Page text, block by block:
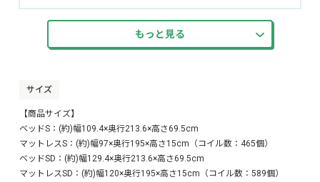
レスのセット！
ポケットコイルにより、体重を分散させた負担のない自然な
寝姿勢を保つことができます。
ポケットコイルが独立しているため、隣で寝ている人の振動
性を実現しています。
収納付きデザインベッドはタブレットも立て掛けられる宮
棚・2口コンセント付き！
PVCシートには抗菌・防臭機能搭載で安心安全にお使いいただ
けます。
もっと見る
サイズ
【商品サイズ】
ベッドS：(約)幅109.4×奥行213.6×高さ69.5cm
マットレスS：(約)幅97×奥行195×高さ15cm（コイル数：465個）
ベッドSD：(約)幅129.4×奥行213.6×高さ69.5cm
マットレスSD：(約)幅120×奥行195×高さ15cm（コイル数：589個）